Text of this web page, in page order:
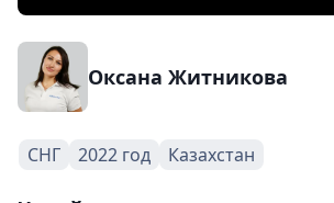
Оксана Житникова
СНГ 2022 год Казахстан